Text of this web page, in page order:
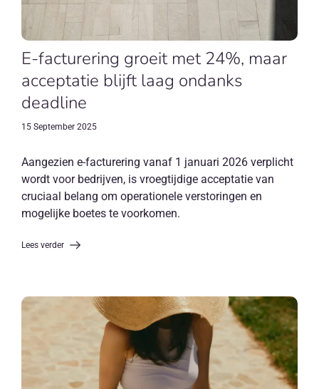
E-facturering groeit met 24%, maar
acceptatie blijft laag ondanks
deadline
15 September 2025
Aangezien e-facturering vanaf 1 januari 2026 verplicht
wordt voor bedrijven, is vroegtijdige acceptatie van
cruciaal belang om operationele verstoringen en
mogelijke boetes te voorkomen.
Lees verder